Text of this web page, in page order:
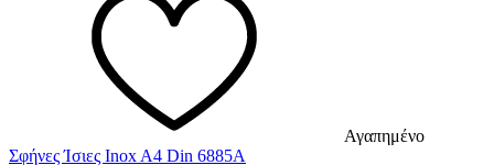
Αγαπημένο
Σφήνες Ίσιες Inox A4 Din 6885A